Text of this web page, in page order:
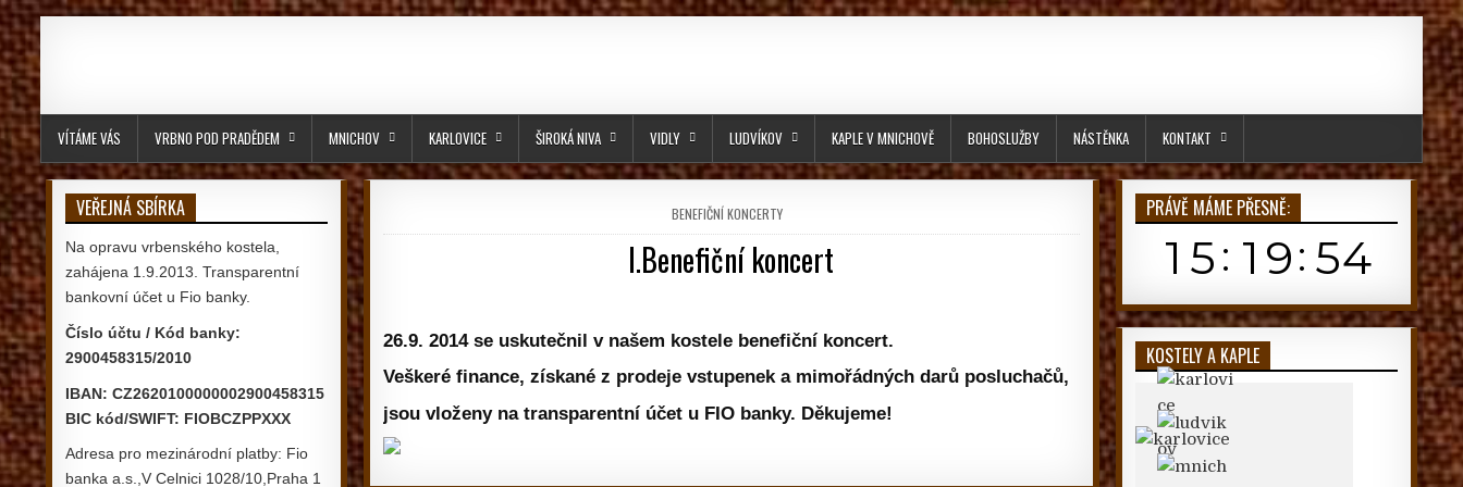
Skip to content
VÍTÁME VÁS VRBNO POD PRADĚDEM MNICHOV KARLOVICE ŠIROKÁ NIVA VIDLY LUDVÍKOV KAPLE V MNICHOVĚ BOHOSLUŽBY NÁSTĚNKA KONTAKT
POSTED IN
BENEFIČNÍ KONCERTY
I.Benefiční koncert
26.9. 2014 se uskutečnil v našem kostele benefiční koncert.
Veškeré finance, získané z prodeje vstupenek a mimořádných darů posluchačů,
jsou vloženy na transparentní účet u FIO banky. Děkujeme!
VEŘEJNÁ SBÍRKA
Na opravu vrbenského kostela,
zahájena 1.9.2013. Transparentní
bankovní účet u Fio banky.
Číslo účtu / Kód banky:
2900458315/2010
IBAN: CZ2620100000002900458315
BIC kód/SWIFT: FIOBCZPPXXX
Adresa pro mezinárodní platby: Fio
banka a.s.,V Celnici 1028/10,Praha 1
PRÁVĚ MÁME PŘESNĚ:
KOSTELY A KAPLE